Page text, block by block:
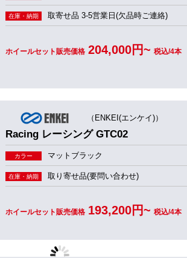
在庫・納期 取寄せ品 3-5営業日(欠品時ご連絡)
ホイールセット販売価格 204,000円~ 税込/4本
（ENKEI(エンケイ)）
Racing レーシング GTC02
カラー マットブラック
在庫・納期 取り寄せ品(要問い合わせ)
ホイールセット販売価格 193,200円~ 税込/4本